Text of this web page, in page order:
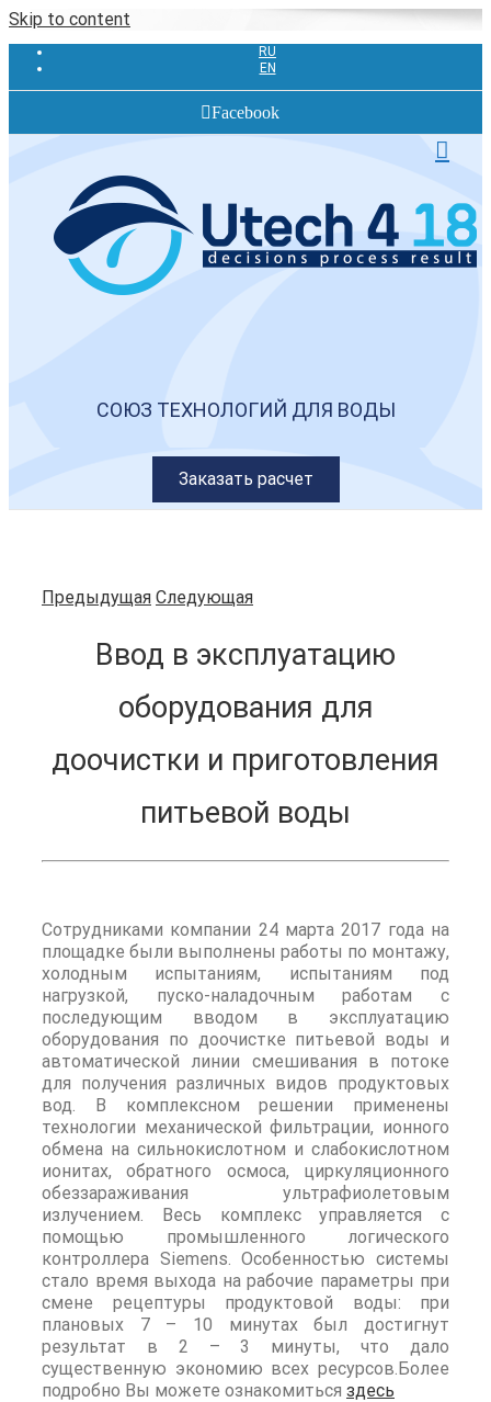
Skip to content
RU
EN
Facebook
СОЮЗ ТЕХНОЛОГИЙ ДЛЯ ВОДЫ
Заказать расчет
Предыдущая Следующая
Ввод в эксплуатацию
оборудования для
доочистки и приготовления
питьевой воды
Сотрудниками компании 24 марта 2017 года на
площадке были выполнены работы по монтажу,
холодным испытаниям, испытаниям под
нагрузкой, пуско-наладочным работам с
последующим вводом в эксплуатацию
оборудования по доочистке питьевой воды и
автоматической линии смешивания в потоке
для получения различных видов продуктовых
вод. В комплексном решении применены
технологии механической фильтрации, ионного
обмена на сильнокислотном и слабокислотном
ионитах, обратного осмоса, циркуляционного
обеззараживания ультрафиолетовым
излучением. Весь комплекс управляется с
помощью промышленного логического
контроллера Siemens. Особенностью системы
стало время выхода на рабочие параметры при
смене рецептуры продуктовой воды: при
плановых 7 – 10 минутах был достигнут
результат в 2 – 3 минуты, что дало
существенную экономию всех ресурсов.Более
подробно Вы можете ознакомиться здесь